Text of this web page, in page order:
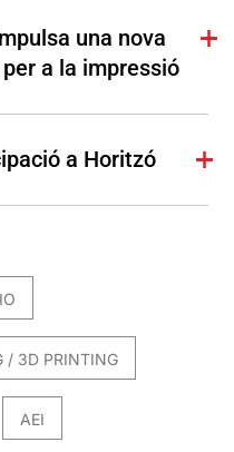
una nova
a la impressió
a Horitzó
/ 3D PRINTING
AEI